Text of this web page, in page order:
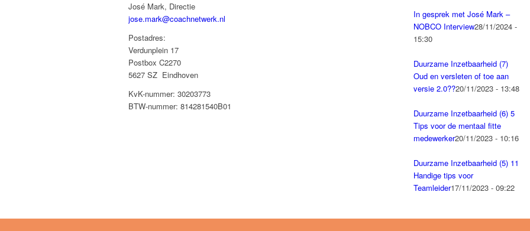
José Mark, Directie
jose.mark@coachnetwerk.nl
Postadres:
Verdunplein 17
Postbox C2270
5627 SZ Eindhoven
KvK-nummer: 30203773
BTW-nummer: 814281540B01
In gesprek met José Mark –
NOBCO Interview28/11/2024 -
15:30
Duurzame Inzetbaarheid (7)
Oud en versleten of toe aan
versie 2.0??20/11/2023 - 13:48
Duurzame Inzetbaarheid (6) 5
Tips voor de mentaal fitte
medewerker20/11/2023 - 10:16
Duurzame Inzetbaarheid (5) 11
Handige tips voor
Teamleider17/11/2023 - 09:22